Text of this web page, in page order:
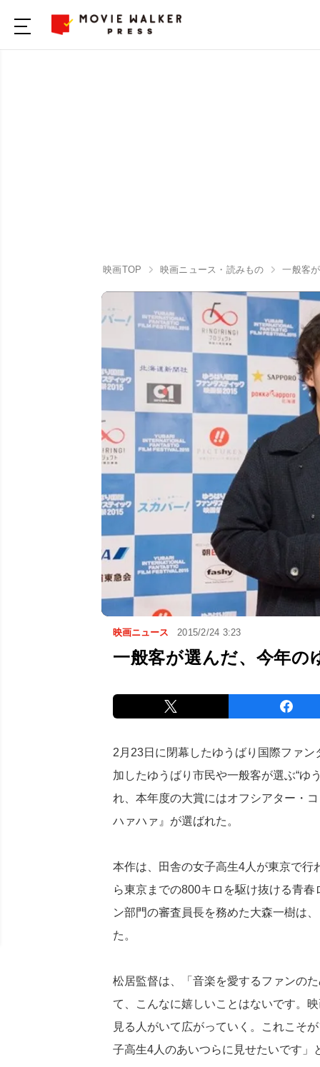
映画TOP 映画ニュース・読みもの 一般客
映画ニュース 2015/2/24 3:23
一般客が選んだ、今年の
2月23日に閉幕したゆうばり国際ファ
加したゆうばり市民や一般客が選ぶ“ゆ
れ、本年度の大賞にはオフシアター・
ハァハァ』が選ばれた。
本作は、田舎の女子高生4人が東京で
ら東京までの800キロを駆け抜ける青
ン部門の審査員長を務めた大森一樹は
た。
松居監督は、「音楽を愛するファンの
て、こんなに嬉しいことはないです。
見る人がいて広がっていく。これこそ
子高生4人のあいつらに見せたいです」